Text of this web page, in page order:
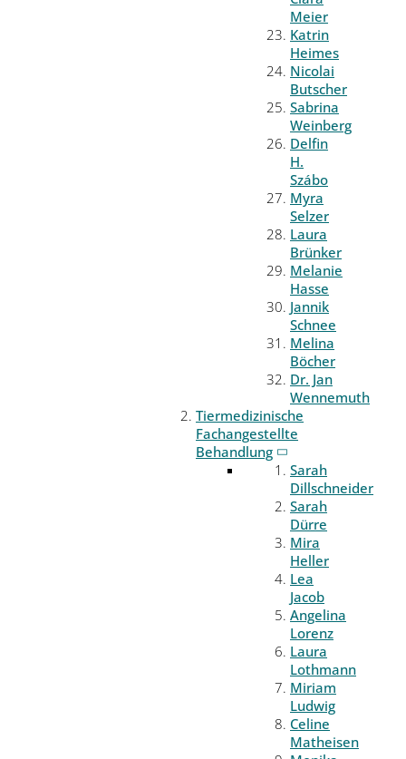
Meier
Katrin
Heimes
Nicolai
Butscher
Sabrina
Weinberg
Delfin
H.
Szábo
Myra
Selzer
Laura
Brünker
Melanie
Hasse
Jannik
Schnee
Melina
Böcher
Dr. Jan
Wennemuth
Tiermedizinische
Fachangestellte
Behandlung
Sarah
Dillschneider
Sarah
Dürre
Mira
Heller
Lea
Jacob
Angelina
Lorenz
Laura
Lothmann
Miriam
Ludwig
Celine
Matheisen